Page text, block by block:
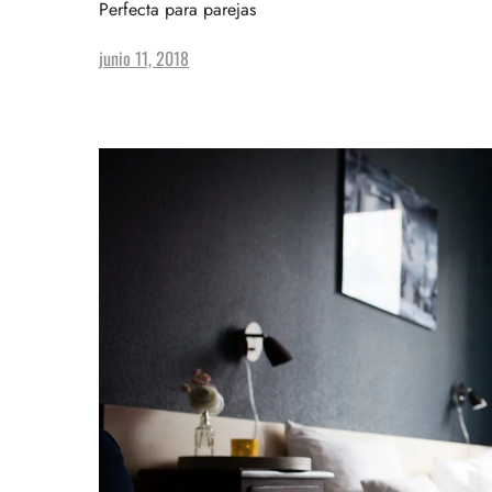
Perfecta para parejas
junio 11, 2018